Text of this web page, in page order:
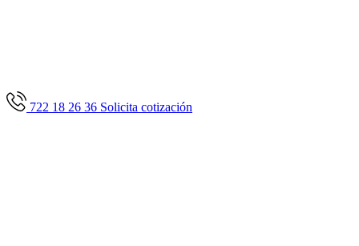
722 18 26 36 Solicita cotización